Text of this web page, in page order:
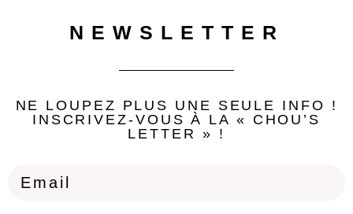
NEWSLETTER
NE LOUPEZ PLUS UNE SEULE INFO !
INSCRIVEZ-VOUS À LA « CHOU’S
LETTER » !